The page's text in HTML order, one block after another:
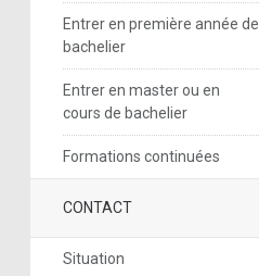
Entrer en première année de
bachelier
Entrer en master ou en
cours de bachelier
Formations continuées
CONTACT
Situation